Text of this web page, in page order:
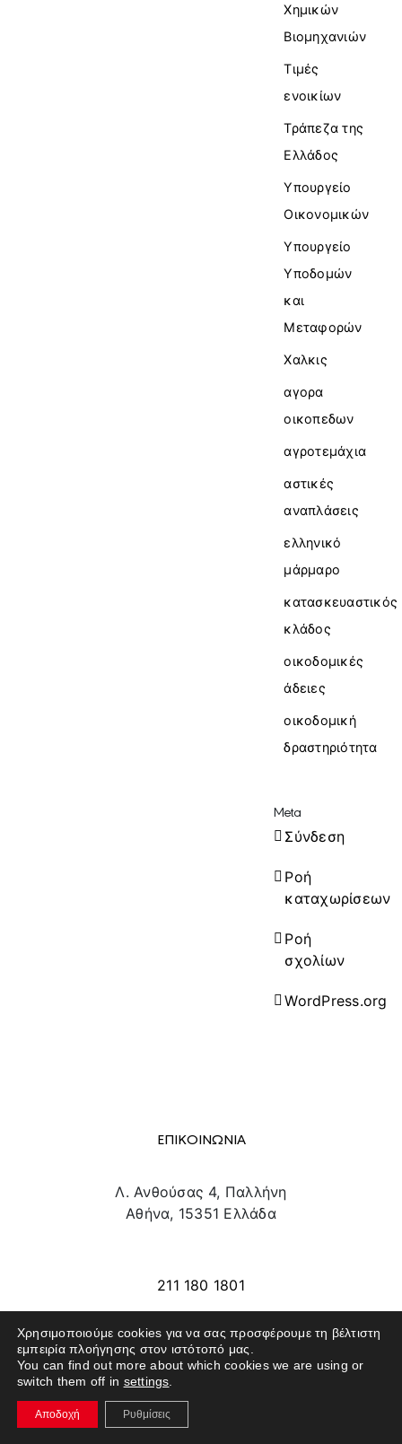
Χημικών
Βιομηχανιών
Τιμές
ενοικίων
Τράπεζα της
Ελλάδος
Υπουργείο
Οικονομικών
Υπουργείο
Υποδομών
και
Μεταφορών
Χαλκις
αγορα
οικοπεδων
αγροτεμάχια
αστικές
αναπλάσεις
ελληνικό
μάρμαρο
κατασκευαστικός
κλάδος
οικοδομικές
άδειες
οικοδομική
δραστηριότητα
Meta
Σύνδεση
Ροή
καταχωρίσεων
Ροή
σχολίων
WordPress.org
ΕΠΙΚΟΙΝΩΝΙΑ
Λ. Ανθούσας 4, Παλλήνη
Αθήνα, 15351 Ελλάδα
211 180 1801
SITE MAP
ΕΚΘΕΤΕΣ
Χρησιμοποιούμε cookies για να σας προσφέρουμε τη βέλτιστη
εμπειρία πλοήγησης στον ιστότοπό μας.
You can find out more about which cookies we are using or
switch them off in settings
Αποδοχή Ρυθμίσεις